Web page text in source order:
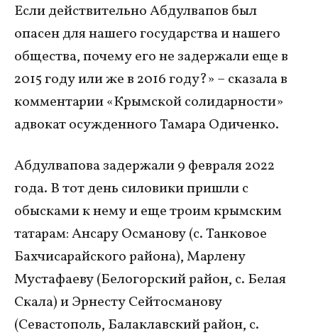
Если действительно Абдулвапов был
опасен для нашего государства и нашего
общества, почему его не задержали еще в
2015 году или же в 2016 году?» – сказала в
комментарии «Крымской солидарности»
адвокат осужденного Тамара Одиченко.
Абдулвапова задержали 9 февраля 2022
года. В тот день силовики пришли с
обысками к нему и еще троим крымским
татарам: Ансару Османову (с. Танковое
Бахчисарайского района), Марлену
Мустафаеву (Белогорский район, с. Белая
Скала) и Эрнесту Сейтосманову
(Севастополь, Балаклавский район, с.